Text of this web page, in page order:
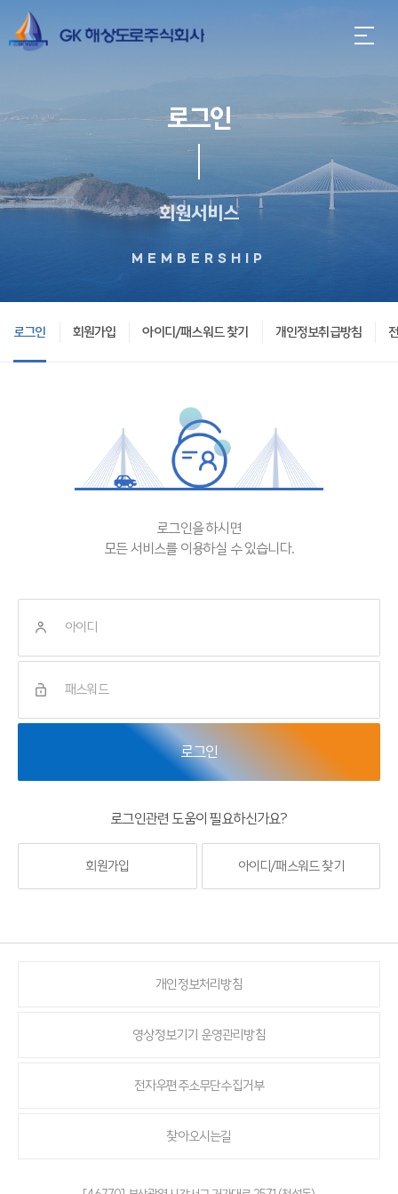
로그인
회원서비스
MEMBERSHIP
로그인 회원가입 아이디/패스워드 찾기 개인정보취급방침
로그인을 하시면
모든 서비스를 이용하실 수 있습니다.
로그인
로그인관련 도움이 필요하신가요?
회원가입 아이디/패스워드 찾기
개인정보처리방침
영상정보기기 운영관리방침
전자우편주소무단수집거부
찾아오시는길